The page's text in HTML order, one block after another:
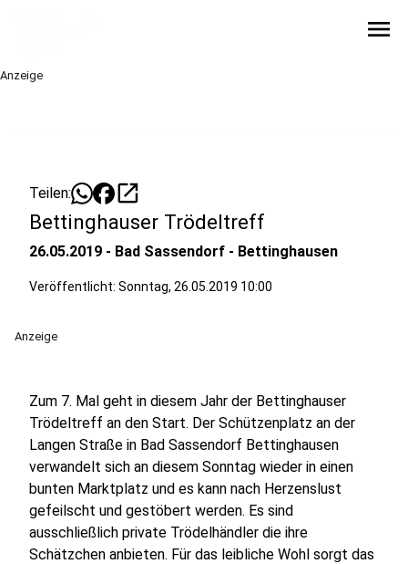
menu
Anzeige
Teilen: open_in_new
Bettinghauser Trödeltreff
26.05.2019 - Bad Sassendorf - Bettinghausen
Veröffentlicht: Sonntag, 26.05.2019 10:00
Anzeige
Zum 7. Mal geht in diesem Jahr der Bettinghauser
Trödeltreff an den Start. Der Schützenplatz an der
Langen Straße in Bad Sassendorf Bettinghausen
verwandelt sich an diesem Sonntag wieder in einen
bunten Marktplatz und es kann nach Herzenslust
gefeilscht und gestöbert werden. Es sind
ausschließlich private Trödelhändler die ihre
Schätzchen anbieten. Für das leibliche Wohl sorgt das